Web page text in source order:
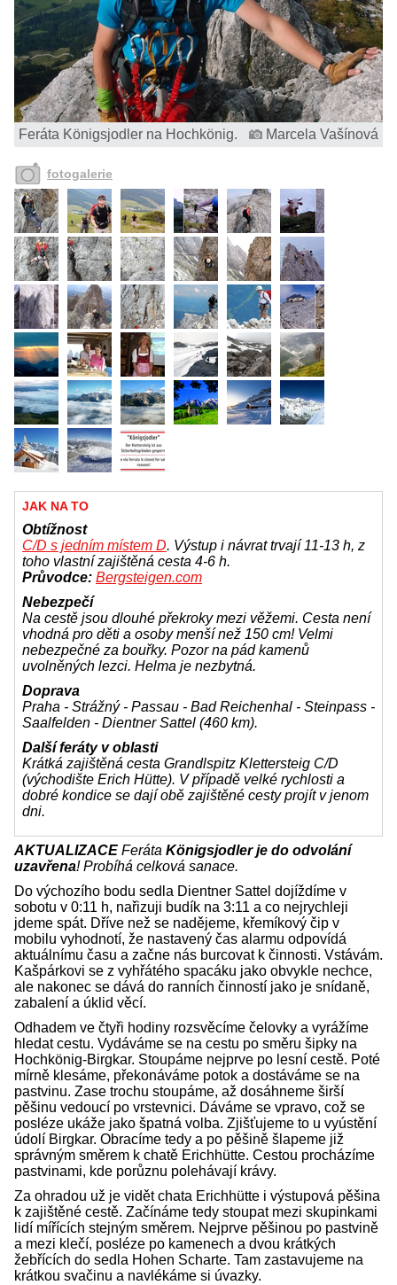
Feráta Königsjodler na Hochkönig. Marcela Vašínová
fotogalerie
JAK NA TO
Obtížnost
C/D s jedním místem D. Výstup i návrat trvají 11-13 h, z
toho vlastní zajištěná cesta 4-6 h.
Průvodce: Bergsteigen.com
Nebezpečí
Na cestě jsou dlouhé překroky mezi věžemi. Cesta není
vhodná pro děti a osoby menší než 150 cm! Velmi
nebezpečné za bouřky. Pozor na pád kamenů
uvolněných lezci. Helma je nezbytná.
Doprava
Praha - Strážný - Passau - Bad Reichenhal - Steinpass -
Saalfelden - Dientner Sattel (460 km).
Další feráty v oblasti
Krátká zajištěná cesta Grandlspitz Klettersteig C/D
(východište Erich Hütte). V případě velké rychlosti a
dobré kondice se dají obě zajištěné cesty projít v jenom
dni.
AKTUALIZACE Feráta Königsjodler je do odvolání
uzavřena! Probíhá celková sanace.
Do výchozího bodu sedla Dientner Sattel dojíždíme v
sobotu v 0:11 h, nařizuji budík na 3:11 a co nejrychleji
jdeme spát. Dříve než se nadějeme, křemíkový čip v
mobilu vyhodnotí, že nastavený čas alarmu odpovídá
aktuálnímu času a začne nás burcovat k činnosti. Vstávám.
Kašpárkovi se z vyhřátého spacáku jako obvykle nechce,
ale nakonec se dává do ranních činností jako je snídaně,
zabalení a úklid věcí.
Odhadem ve čtyři hodiny rozsvěcíme čelovky a vyrážíme
hledat cestu. Vydáváme se na cestu po směru šipky na
Hochkönig-Birgkar. Stoupáme nejprve po lesní cestě. Poté
mírně klesáme, překonáváme potok a dostáváme se na
pastvinu. Zase trochu stoupáme, až dosáhneme širší
pěšinu vedoucí po vrstevnici. Dáváme se vpravo, což se
posléze ukáže jako špatná volba. Zjišťujeme to u vyústění
údolí Birgkar. Obracíme tedy a po pěšině šlapeme již
správným směrem k chatě Erichhütte. Cestou procházíme
pastvinami, kde porůznu polehávají krávy.
Za ohradou už je vidět chata Erichhütte i výstupová pěšina
k zajištěné cestě. Začínáme tedy stoupat mezi skupinkami
lidí mířících stejným směrem. Nejprve pěšinou po pastvině
a mezi klečí, posléze po kamenech a dvou krátkých
žebřících do sedla Hohen Scharte. Tam zastavujeme na
krátkou svačinu a navlékáme si úvazky.